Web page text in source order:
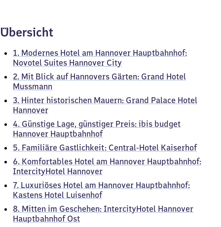
Übersicht
1. Modernes Hotel am Hannover Hauptbahnhof:
Novotel Suites Hannover City
2. Mit Blick auf Hannovers Gärten: Grand Hotel
Mussmann
3. Hinter historischen Mauern: Grand Palace Hotel
Hannover
4. Günstige Lage, günstiger Preis: ibis budget
Hannover Hauptbahnhof
5. Familiäre Gastlichkeit: Central-Hotel Kaiserhof
6. Komfortables Hotel am Hannover Hauptbahnhof:
IntercityHotel Hannover
7. Luxuriöses Hotel am Hannover Hauptbahnhof:
Kastens Hotel Luisenhof
8. Mitten im Geschehen: IntercityHotel Hannover
Hauptbahnhof Ost